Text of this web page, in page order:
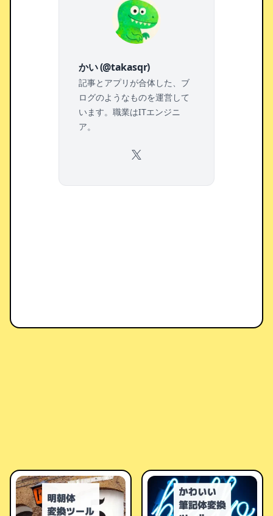
かい (@takasqr)
記事とアプリが合体した、ブ
ログのようなものを運営して
います。職業はITエンジニ
ア。
X